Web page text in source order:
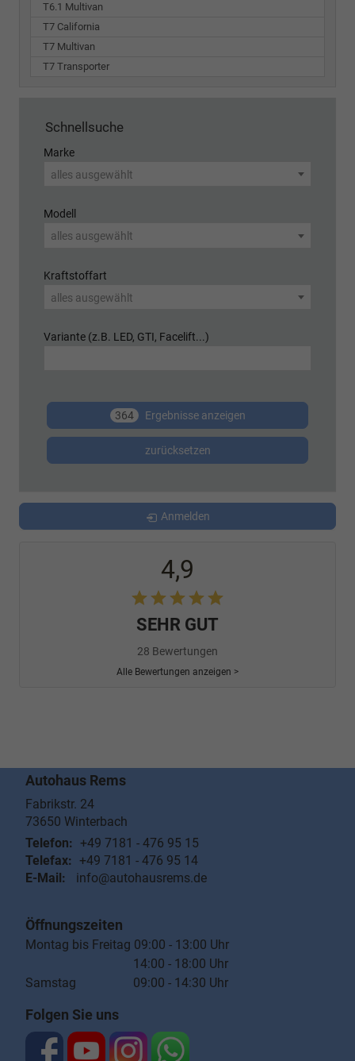
T6.1 Multivan
T7 California
T7 Multivan
T7 Transporter
Schnellsuche
Marke
alles ausgewählt
Modell
alles ausgewählt
Kraftstoffart
alles ausgewählt
Variante (z.B. LED, GTI, Facelift...)
364 Ergebnisse anzeigen
zurücksetzen
Anmelden
4,9
SEHR GUT
28 Bewertungen
Alle Bewertungen anzeigen >
Autohaus Rems
Fabrikstr. 24
73650 Winterbach
Telefon: +49 7181 - 476 95 15
Telefax: +49 7181 - 476 95 14
E-Mail:
info@autohausrems.de
Öffnungszeiten
Montag bis Freitag 09:00 - 13:00 Uhr
14:00 - 18:00 Uhr
Samstag 09:00 - 14:30 Uhr
Folgen Sie uns